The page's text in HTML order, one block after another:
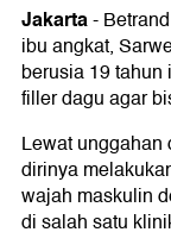
Risiko
Jakarta-
ibu angkat,
berusia 19
filler dagu agar
Lewat unggahan
dirinya
wajah maskulin
di salah satu